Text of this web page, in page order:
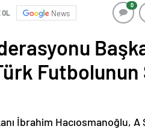
OL News
0
Futbolunun
İbrahim Hacıosmanoğlu, A